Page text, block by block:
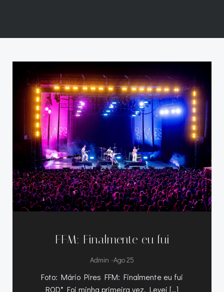
FFM: Finalmente eu fui
Admin -Ago 25
Foto: Mário Pires FFM: Finalmente eu fui
ROD* Foi minha primeira vez. Levei […]